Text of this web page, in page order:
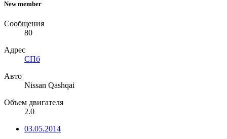
New member
Сообщения
80
Адрес
СПб
Авто
Nissan Qashqai
Объем двигателя
2.0
03.05.2014